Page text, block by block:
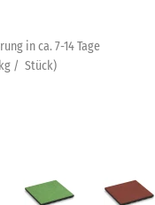
in ca. 7-14 Tage
kg / Stück)
Graphitgrau